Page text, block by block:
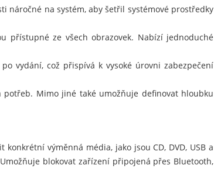
náročné na systém, aby šetřil systémové prostředky
ze všech obrazovek. Nabízí jednoduché
vydání, což přispívá k vysoké úrovni zabezpečení
Mimo jiné také umožňuje definovat hloubku
výměnná média, jako jsou CD, DVD, USB a
blokovat zařízení připojená přes Bluetooth,